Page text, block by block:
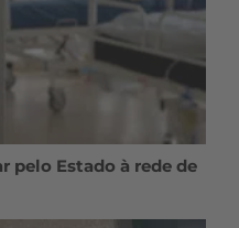
pelo Estado à rede de